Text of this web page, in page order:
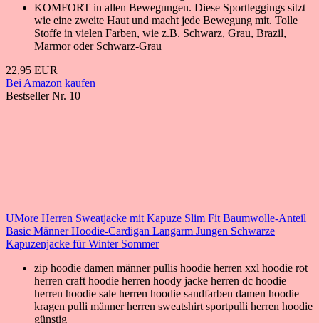
KOMFORT in allen Bewegungen. Diese Sportleggings sitzt
wie eine zweite Haut und macht jede Bewegung mit. Tolle
Stoffe in vielen Farben, wie z.B. Schwarz, Grau, Brazil,
Marmor oder Schwarz-Grau
22,95 EUR
Bei Amazon kaufen
Bestseller Nr. 10
UMore Herren Sweatjacke mit Kapuze Slim Fit Baumwolle-Anteil
Basic Männer Hoodie-Cardigan Langarm Jungen Schwarze
Kapuzenjacke für Winter Sommer
zip hoodie damen männer pullis hoodie herren xxl hoodie rot
herren craft hoodie herren hoody jacke herren dc hoodie
herren hoodie sale herren hoodie sandfarben damen hoodie
kragen pulli männer herren sweatshirt sportpulli herren hoodie
günstig